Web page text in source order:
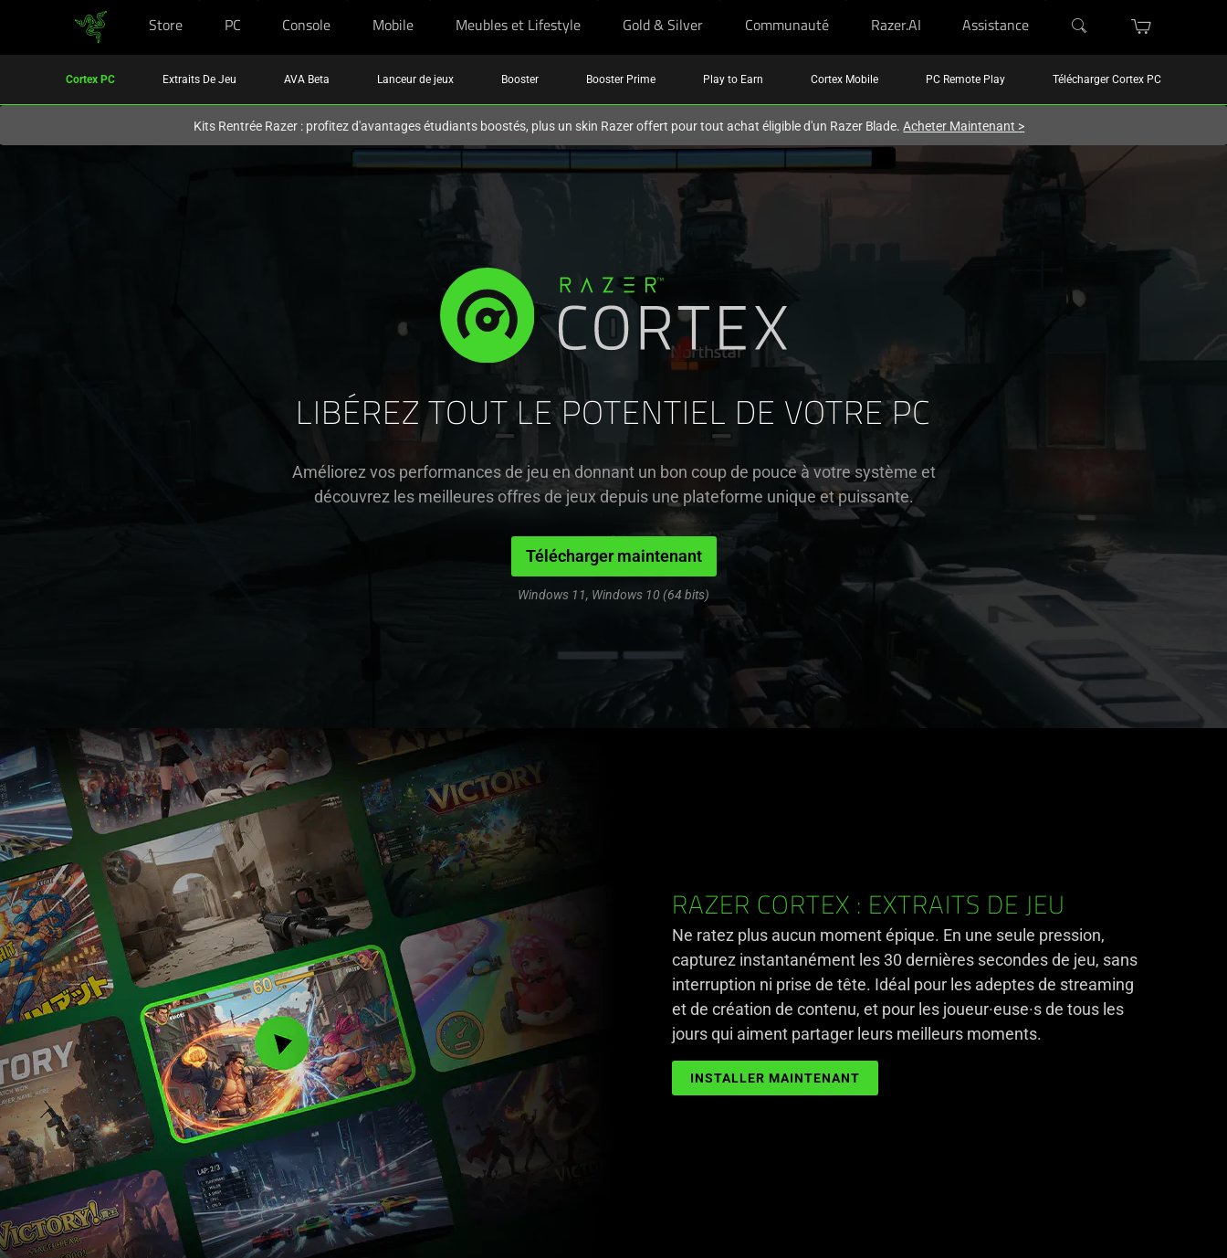
Store PC Console Mobile Meubles et Lifestyle Gold & Silver Communauté Razer.AI Assistance
Cortex PC Extraits De Jeu AVA Beta Lanceur de jeux Booster Booster Prime Play to Earn Cortex Mobile PC Remote Play Télécharger Cortex PC
Kits Rentrée Razer : profitez d'avantages étudiants boostés, plus un skin Razer offert pour tout achat éligible d'un Razer Blade.Acheter Maintenant >
LIBÉREZ TOUT LE POTENTIEL DE VOTRE PC
Améliorez vos performances de jeu en donnant un bon coup de pouce à votre système et
découvrez les meilleures offres de jeux depuis une plateforme unique et puissante.
Télécharger maintenant
Windows 11, Windows 10 (64 bits)
RAZER CORTEX : EXTRAITS DE JEU
Ne ratez plus aucun moment épique. En une seule pression,
capturez instantanément les 30 dernières secondes de jeu, sans
interruption ni prise de tête. Idéal pour les adeptes de streaming
et de création de contenu, et pour les joueur·euse·s de tous les
jours qui aiment partager leurs meilleurs moments.
INSTALLER MAINTENANT